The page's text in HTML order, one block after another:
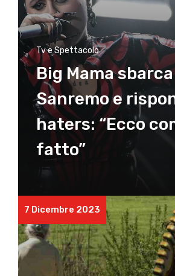
Tv e Spettacolo
Big Mama
Sanremo e
haters: “Ecco
fatto”
7 Dicembre 2023